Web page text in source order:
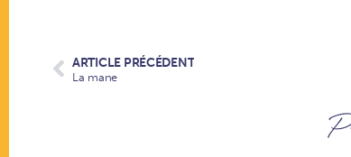
ARTICLE PRÉCÉDENT
La mane